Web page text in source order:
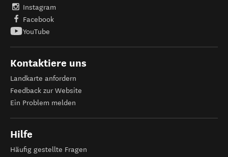
Instagram
Facebook
YouTube
Kontaktiere uns
Landkarte anfordern
Feedback zur Website
Ein Problem melden
Hilfe
Häufig gestellte Fragen